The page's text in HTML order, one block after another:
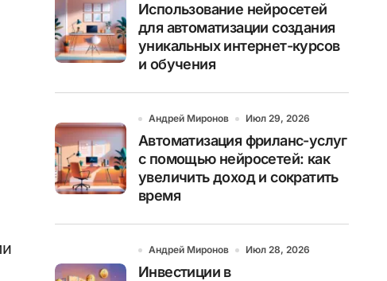
Использование нейросетей
для автоматизации создания
уникальных интернет-курсов
и обучения
Андрей Миронов Июл 29, 2026
Автоматизация фриланс-услуг
с помощью нейросетей: как
увеличить доход и сократить
время
Андрей Миронов Июл 28, 2026
Инвестиции в